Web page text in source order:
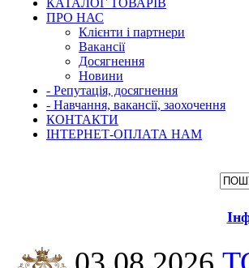
ПРО НАС
Клієнти і партнери
Вакансії
Досягнення
Новини
- Репутація, досягнення
- Навчання, вакансії, заохочення
КОНТАКТИ
ІНТЕРНЕТ-ОПЛАТА НАМ